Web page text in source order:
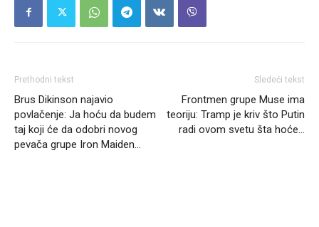
Prethodni tekst
Brus Dikinson najavio
povlačenje: Ja hoću da budem
taj koji će da odobri novog
pevača grupe Iron Maiden…
Sledeći tekst
Frontmen grupe Muse ima
teoriju: Tramp je kriv što Putin
radi ovom svetu šta hoće…